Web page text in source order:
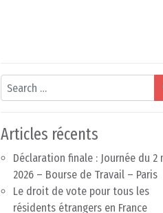
Search
Articles récents
Déclaration finale : Journée du 2
2026 – Bourse de Travail – Paris
Le droit de vote pour tous les
résidents étrangers en France